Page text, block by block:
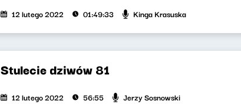
12 lutego 2022 01:49:33 Kinga Krasuska
Stulecie dziwów 81
12 lutego 2022 56:55 Jerzy Sosnowski